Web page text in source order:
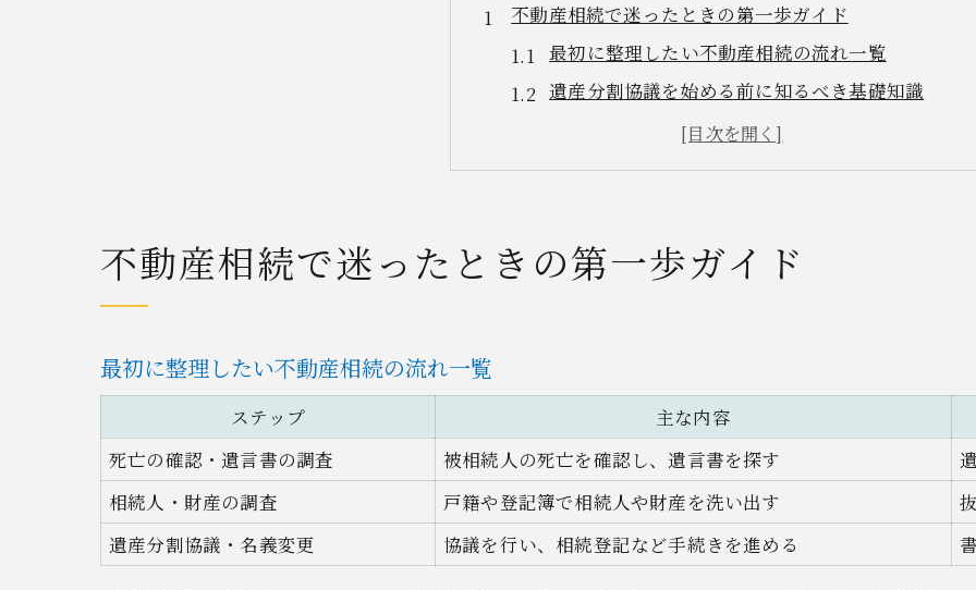
不動産相続で迷ったときの第一歩ガイド
最初に整理したい不動産相続の流れ一覧
遺産分割協議を始める前に知るべき基礎知識
伊勢崎市で不動産相続なら押さえたいポイント
必要書類や手続きの抜け漏れを防ぐコツ
遺産分与を進めるうえで注意したい実務取組
伊勢崎市の不動産相続で実践する遺産分与の進め方
意見が分かれた場合の話し合いテクニック
相続登記に直結する実務的な流れ
伊勢崎市ならではの相談窓口と活用術
伊勢崎市で利用できる不動産相続相談窓口比較表
無料相談を活用するための予約のコツ
不動産相続で迷ったときの第一歩ガイド
最初に整理したい不動産相続の流れ一覧
ステップ 主な内容
死亡の確認・遺言書の調査
被相続人の死亡を確認し、遺言書を探す
相続人・財産の調査
戸籍や登記簿で相続人や財産を洗い出す
遺産分割協議・名義変更
協議を行い、相続登記など手続きを進める